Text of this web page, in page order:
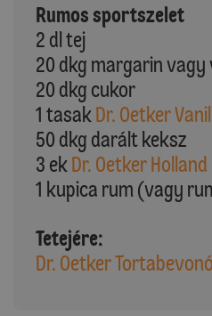
Rumos sportszelet
2 dl tej
20 dkg margarin vagy
20 dkg cukor
1 tasak Dr. Oetker
50 dkg darált keksz
3 ek Dr. Oetker
1 kupica rum (vagy
Tetejére:
Dr. Oetker